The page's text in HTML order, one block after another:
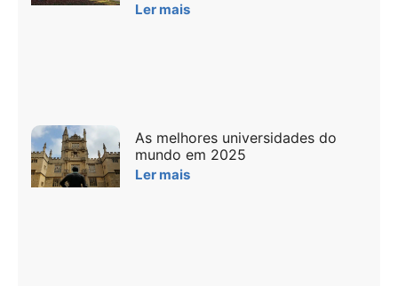
Ler mais
As melhores universidades do
mundo em 2025
Ler mais